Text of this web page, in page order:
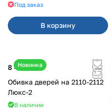
Под заказ
В корзину
Новинка
8 400 ₽
Обивка дверей на 2110-2112
Люкс-2
В наличии